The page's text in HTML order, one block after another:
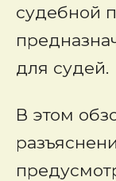
судебной
для судей.
В этом